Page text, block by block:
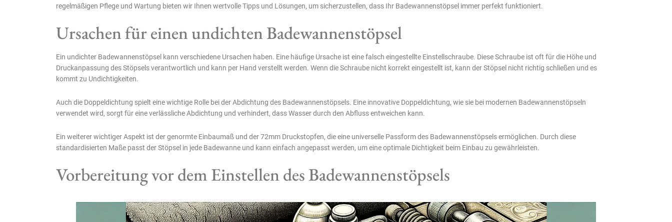
regelmäßigen Pflege und Wartung bieten wir Ihnen wertvolle Tipps und Lösungen, um sicherzustellen, dass Ihr Badewannenstöpsel immer perfekt funktioniert.
Ursachen für einen undichten Badewannenstöpsel
Ein undichter Badewannenstöpsel kann verschiedene Ursachen haben. Eine häufige Ursache ist eine falsch eingestellte Einstellschraube. Diese Schraube ist oft für die Höhe und
Druckanpassung des Stöpsels verantwortlich und kann per Hand verstellt werden. Wenn die Schraube nicht korrekt eingestellt ist, kann der Stöpsel nicht richtig schließen und es
kommt zu Undichtigkeiten.
Auch die Doppeldichtung spielt eine wichtige Rolle bei der Abdichtung des Badewannenstöpsels. Eine innovative Doppeldichtung, wie sie bei modernen Badewannenstöpseln
verwendet wird, sorgt für eine verlässliche Abdichtung und verhindert, dass Wasser durch den Abfluss entweichen kann.
Ein weiterer wichtiger Aspekt ist der genormte Einbaumaß und der 72mm Druckstopfen, die eine universelle Passform des Badewannenstöpsels ermöglichen. Durch diese
standardisierten Maße passt der Stöpsel in jede Badewanne und kann einfach angepasst werden, um eine optimale Dichtigkeit beim Einbau zu gewährleisten.
Vorbereitung vor dem Einstellen des Badewannenstöpsels